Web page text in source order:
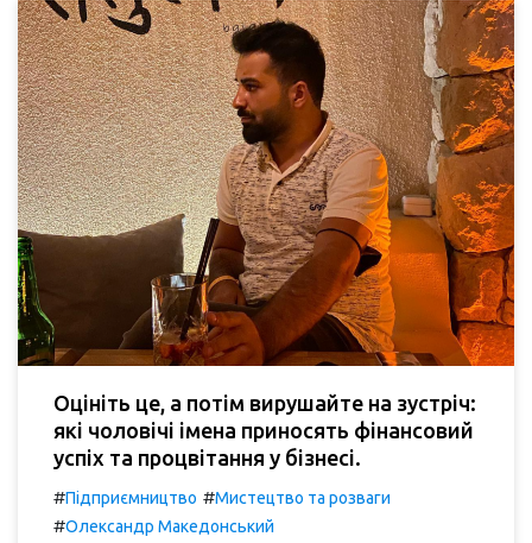
Оцініть це, а потім вирушайте на зустріч:
які чоловічі імена приносять фінансовий
успіх та процвітання у бізнесі.
#Підприємництво #Мистецтво та розваги
#Олександр Македонський